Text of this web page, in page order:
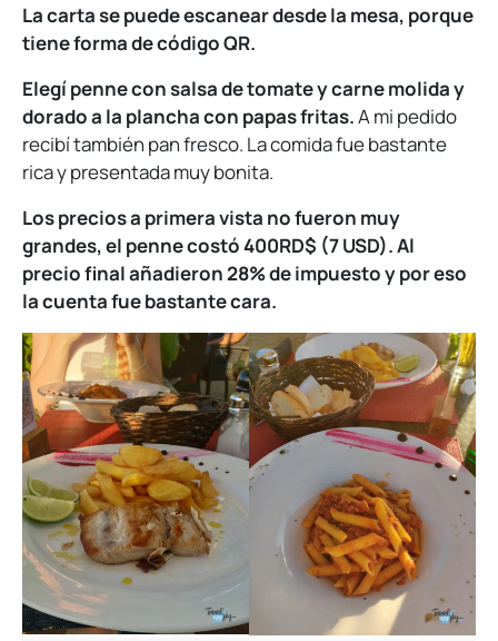
La carta se puede escanear desde la mesa, porque
tiene forma de código QR.
Elegí penne con salsa de tomate y carne molida y
dorado a la plancha con papas fritas.A mi pedido
recibí también pan fresco. La comida fue bastante
rica y presentada muy bonita.
Los precios a primera vista no fueron muy
grandes, el penne costó 400RD$ (7 USD). Al
precio final añadieron 28% de impuesto y por eso
la cuenta fue bastante cara.